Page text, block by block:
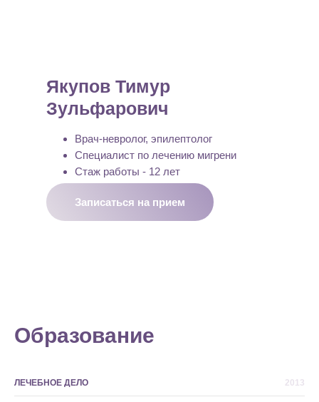
Якупов Тимур
Зульфарович
Врач-невролог, эпилептолог
Специалист по лечению мигрени
Стаж работы - 12 лет
Записаться на прием
Образование
ЛЕЧЕБНОЕ ДЕЛО 2013